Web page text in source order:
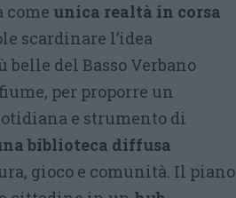
come unica realtà in corsa
scardinare l’idea
del Basso Verbano
per proporre un
e strumento di
biblioteca diffusa
gioco e comunità. Il piano